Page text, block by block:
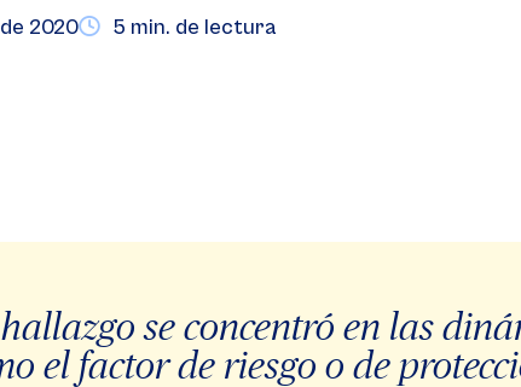
2020 5 min. de lectura
se concentró en las
el factor de riesgo o de